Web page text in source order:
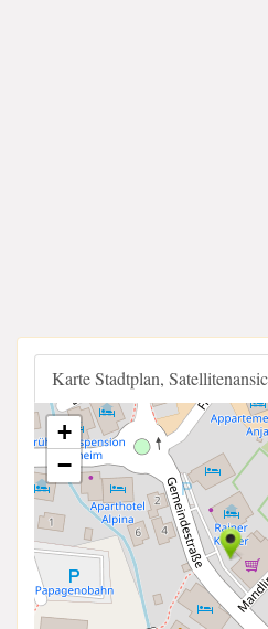
Karte Stadtplan,
+
−